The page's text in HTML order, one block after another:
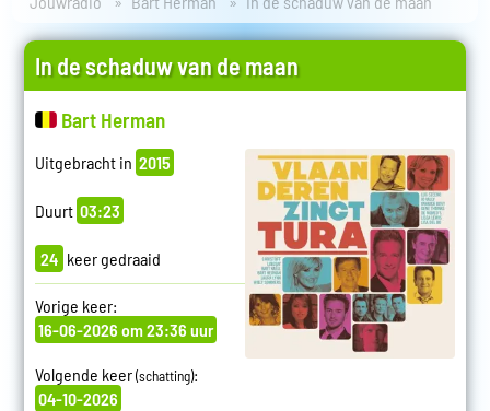
In de schaduw van de maan
Bart Herman
Uitgebracht in 2015
Duurt 03:23
24 keer gedraaid
Vorige keer:
16-06-2026 om 23:36 uur
Volgende keer(schatting):
04-10-2026